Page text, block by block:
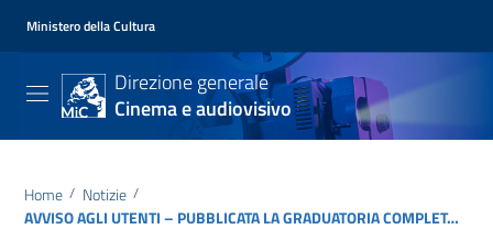
Ministero della Cultura
Direzione generale
Cinema e audiovisivo
Home / Notizie /
AVVISO AGLI UTENTI – PUBBLICATA LA GRADUATORIA COMPLETA FONDO EMERGENZA A SOSTEGNO DELLE SALE CINEMATOGRAFICHE ALL’APERTO – DM 18 MAGGIO 2021